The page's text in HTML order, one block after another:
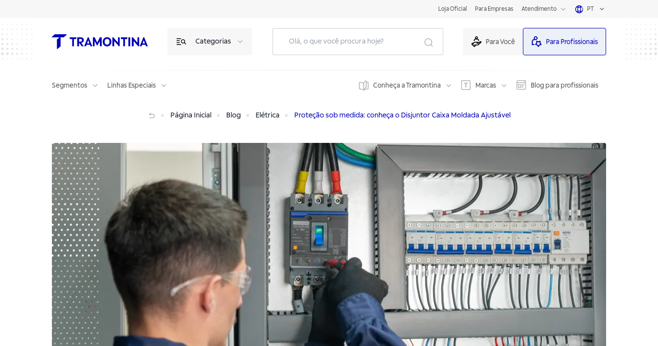
Loja Oficial Para Empresas Atendimento PT
Categorias Para Você Para Profissionais
Segmentos Linhas Especiais Conheça a Tramontina Marcas Blog para profissionais
Página Inicial Blog Elétrica Proteção sob medida: conheça o Disjuntor Caixa Moldada Ajustável